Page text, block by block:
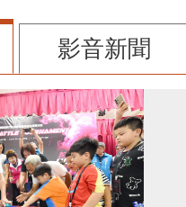
影音新聞